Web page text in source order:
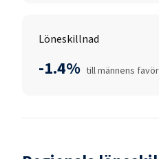
Löneskillnad
-1.4% till männens favör